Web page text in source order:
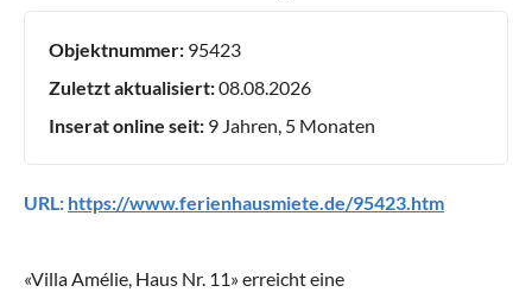
Objektnummer: 95423
Zuletzt aktualisiert:08.08.2026
Inserat online seit: 9 Jahren, 5 Monaten
URL: https://www.ferienhausmiete.de/95423.htm
«Villa Amélie, Haus Nr. 11» erreicht eine